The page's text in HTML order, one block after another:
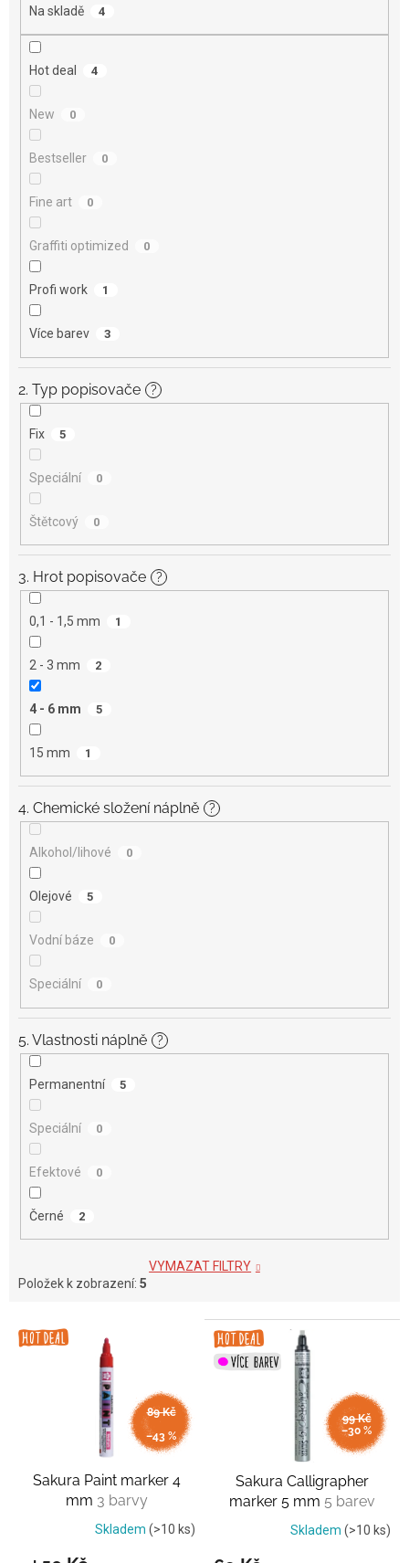
Na skladě 4
Hot deal 4
New 0
Bestseller 0
Fine art 0
Graffiti optimized 0
Profi work 1
Více barev 3
2. Typ popisovače ?
Fix 5
Speciální 0
Štětcový 0
3. Hrot popisovače ?
0,1 - 1,5 mm 1
2 - 3 mm 2
4 - 6 mm 5
15 mm 1
4. Chemické složení náplně ?
Alkohol/lihové 0
Olejové 5
Vodní báze 0
Speciální 0
5. Vlastnosti náplně ?
Permanentní 5
Speciální 0
Efektové 0
Černé 2
VYMAZAT FILTRY
Položek k zobrazení: 5
V
89 Kč
–43 %
Sakura Paint marker 4
mm 3 barvy
Skladem (>10 ks)
99 Kč
–30 %
Sakura Calligrapher
marker 5 mm 5 barev
Skladem (>10 ks)